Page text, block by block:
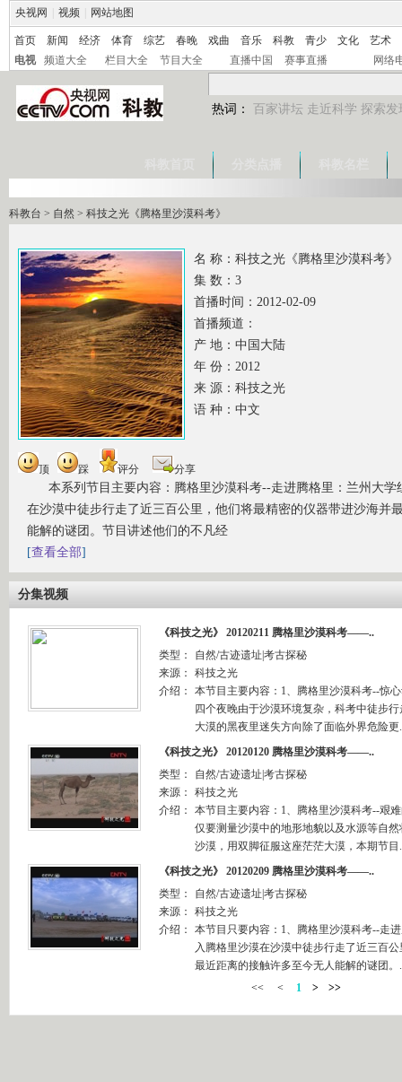
央视网 视频 网站地图
首页 新闻 经济 体育 综艺 春晚 戏曲 音乐 科教 青少 文化
艺术
电视
频道大全 栏目大全 节目大全 直播中国 赛事直播 网络
热词： 百家讲坛 走近科学 探索发
科教台 > 自然 > 科技之光《腾格里沙漠科考》
名 称：科技之光《腾格里沙漠科考》
集 数：3
首播时间：2012-02-09
首播频道：
产 地：中国大陆
年 份：2012
来 源：科技之光
语 种：中文
顶 踩 评分 分享
本系列节目主要内容：腾格里沙漠科考--走进腾格里：兰州大
在沙漠中徒步行走了近三百公里，他们将最精密的仪器带进沙海并
能解的谜团。节目讲述他们的不凡经
[查看全部]
分集视频
《科技之光》 20120211 腾格里沙漠科考——..
类型：
自然/古迹遗址|考古探秘
来源：
科技之光
介绍：
本节目主要内容：1、腾格里沙漠科考--惊
四个夜晚由于沙漠环境复杂，科考中徒步
大漠的黑夜里迷失方向除了面临外界危险更
《科技之光》 20120120 腾格里沙漠科考——..
类型：
自然/古迹遗址|考古探秘
来源：
科技之光
介绍：
本节目主要内容：1、腾格里沙漠科考--艰
仅要测量沙漠中的地形地貌以及水源等自
沙漠，用双脚征服这座茫茫大漠，本期节目
《科技之光》 20120209 腾格里沙漠科考——..
类型：
自然/古迹遗址|考古探秘
来源：
科技之光
介绍：
本节目只要内容：1、腾格里沙漠科考--走
入腾格里沙漠在沙漠中徒步行走了近三百
最近距离的接触许多至今无人能解的谜团。
<<
< 1 > >>